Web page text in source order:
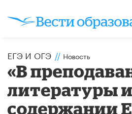
ЕГЭ И ОГЭ // Новость
«В
литературы
содержании